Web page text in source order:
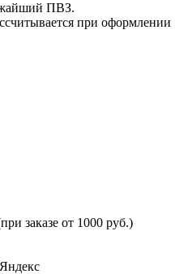
ПВЗ.
при оформлении
заказе от 1000 руб.)